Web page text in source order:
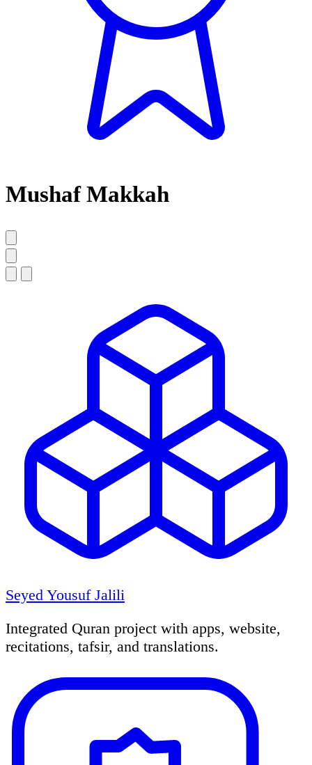
Mushaf Makkah
Seyed Yousuf Jalili
Integrated Quran project with apps, website,
recitations, tafsir, and translations.